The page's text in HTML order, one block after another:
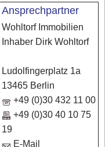
Ansprechpartner
Wohltorf Immobilien
Inhaber Dirk Wohltorf
Ludolfingerplatz 1a
13465 Berlin
+49 (0)30 432 11 00
+49 (0)30 40 10 75
19
E-Mail